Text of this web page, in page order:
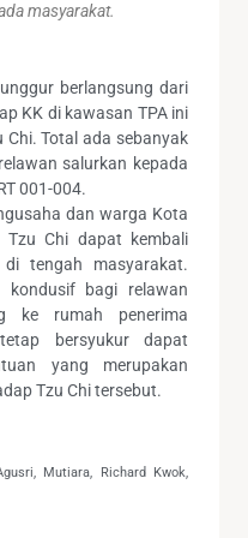
masyarakat.
berlangsung dari
KK di kawasan TPA ini
Chi. Total ada sebanyak
salurkan kepada
001-004.
dan warga Kota
Tzu Chi dapat kembali
tengah masyarakat.
kondusif bagi relawan
ke rumah penerima
bersyukur dapat
yang merupakan
Tzu Chi tersebut.
Mutiara, Richard Kwok,